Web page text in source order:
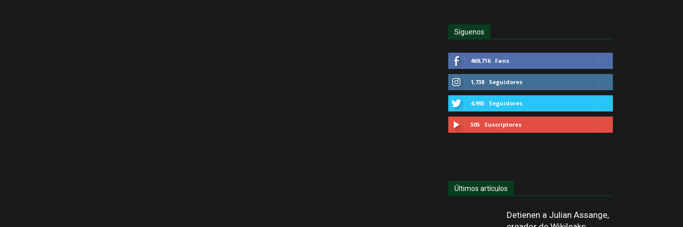
Síguenos
469,716 Fans
1,738 Seguidores
4,993 Seguidores
505 Suscriptores
Últimos artículos
Detienen a Julian Assange,